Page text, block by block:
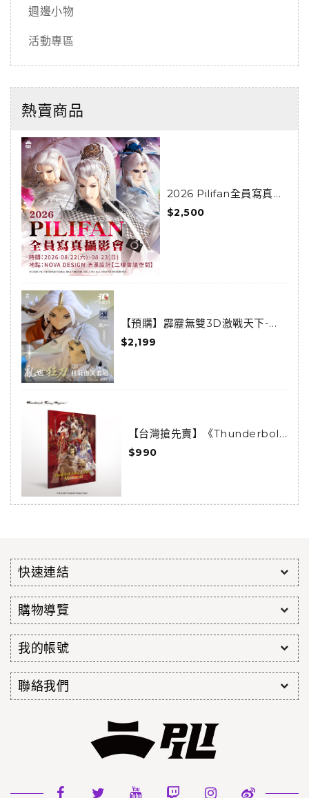
週邊小物
活動專區
熱賣商品
2026 Pilifan全員寫真攝
$2,500
【預購】霹靂無雙3D激戰天下-亂
世狂刀-狂龍傲天套組(預購限定)
(已結束預購)
$2,199
【台灣搶先賣】《Thunderbolt
Fantasy 東離劍遊紀》-
Moments-
$990
快速連結
購物導覽
我的帳號
聯絡我們